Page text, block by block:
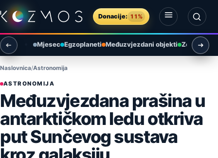
Preskoči na sadržaj
Donacije: 11%
Otvori izbornik
Otvori pretragu
Mjesec Egzoplaneti Međuzvjezdani objekti Zemlja i
Naslovnica Astronomija
ASTRONOMIJA
Međuzvjezdana prašina u
antarktičkom ledu otkriva
put Sunčevog sustava